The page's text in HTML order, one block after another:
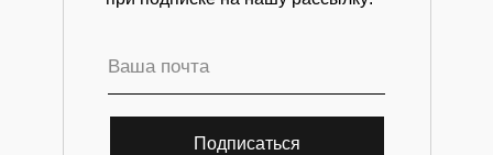
Подписаться